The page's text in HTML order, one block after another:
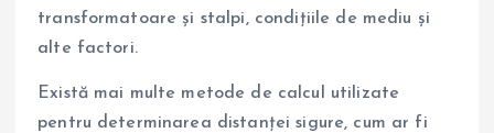
transformatoare și stalpi, condițiile de mediu și
alte factori.
Există mai multe metode de calcul utilizate
pentru determinarea distanței sigure, cum ar fi